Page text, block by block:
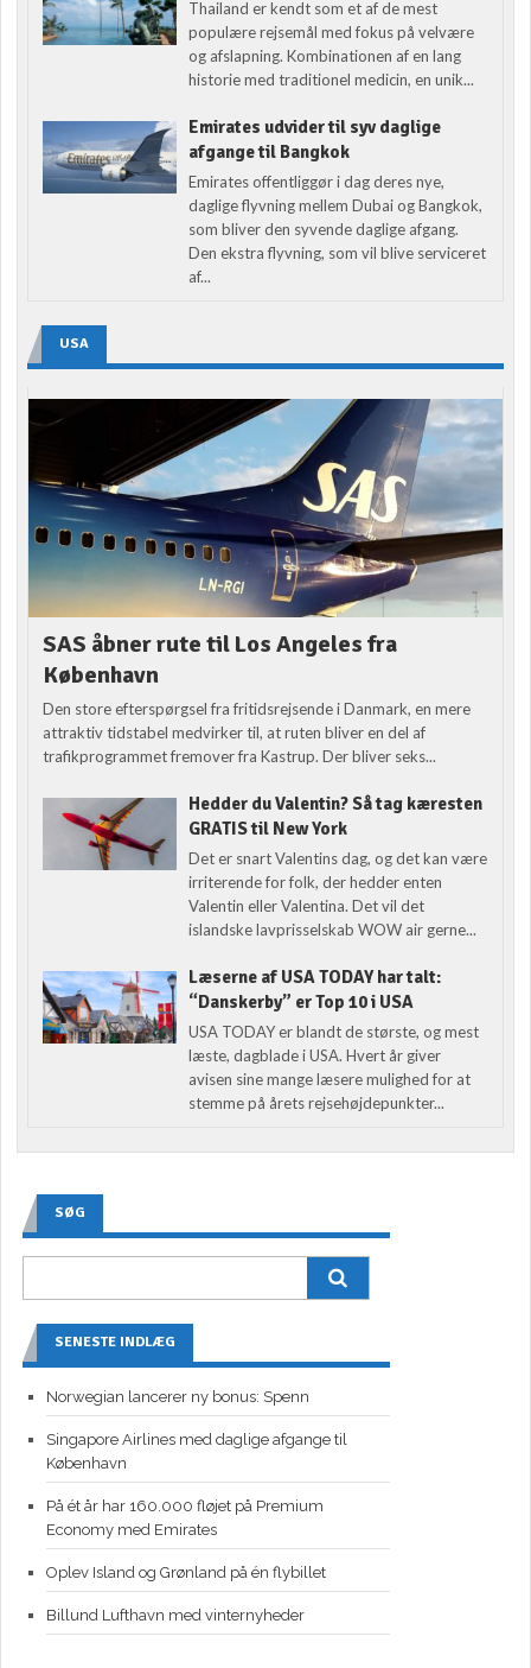
Thailand er kendt som et af de mest
populære rejsemål med fokus på velvære
og afslapning. Kombinationen af en lang
historie med traditionel medicin, en unik...
Emirates udvider til syv daglige
afgange til Bangkok
Emirates offentliggør i dag deres nye,
daglige flyvning mellem Dubai og Bangkok,
som bliver den syvende daglige afgang.
Den ekstra flyvning, som vil blive serviceret
af...
USA
SAS åbner rute til Los Angeles fra
København
Den store efterspørgsel fra fritidsrejsende i Danmark, en mere
attraktiv tidstabel medvirker til, at ruten bliver en del af
trafikprogrammet fremover fra Kastrup. Der bliver seks...
Hedder du Valentin? Så tag kæresten
GRATIS til New York
Det er snart Valentins dag, og det kan være
irriterende for folk, der hedder enten
Valentin eller Valentina. Det vil det
islandske lavprisselskab WOW air gerne...
Læserne af USA TODAY har talt:
“Danskerby” er Top 10 i USA
USA TODAY er blandt de største, og mest
læste, dagblade i USA. Hvert år giver
avisen sine mange læsere mulighed for at
stemme på årets rejsehøjdepunkter...
SØG
SENESTE INDLÆG
Norwegian lancerer ny bonus: Spenn
Singapore Airlines med daglige afgange til
København
På ét år har 160.000 fløjet på Premium
Economy med Emirates
Oplev Island og Grønland på én flybillet
Billund Lufthavn med vinternyheder